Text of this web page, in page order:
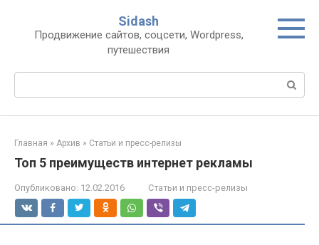
контенту
Sidash
Продвижение сайтов, соцсети, Wordpress,
путешествия
Главная » Архив » Статьи и пресс-релизы
Топ 5 преимуществ интернет рекламы
Опубликовано: 12.02.2016 Статьи и пресс-релизы